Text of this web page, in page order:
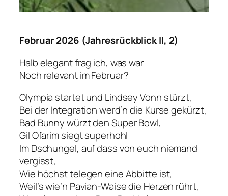
Februar 2026 (Jahresrückblick II, 2)
Halb elegant frag ich, was war
Noch relevant im Februar?
Olympia startet und Lindsey Vonn stürzt,
Bei der Integration werd’n die Kurse gekürzt,
Bad Bunny würzt den Super Bowl,
Gil Ofarim siegt superhohl
Im Dschungel, auf dass von euch niemand
vergisst,
Wie höchst telegen eine Abbitte ist,
Weil’s wie’n Pavian-Waise die Herzen rührt,